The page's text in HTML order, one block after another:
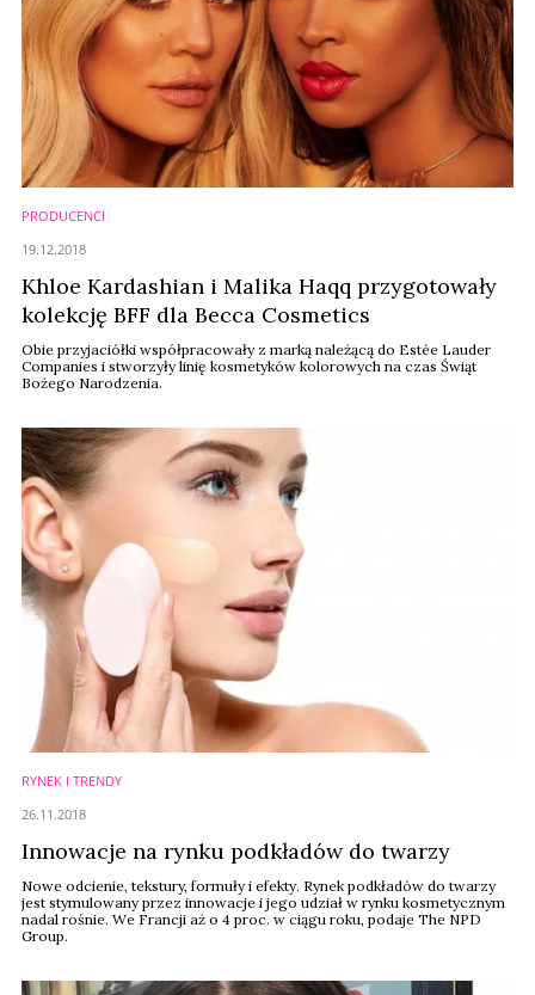
PRODUCENCI
Khloe Kardashian i Malika Haqq przygotowały
kolekcję BFF dla Becca Cosmetics
Obie przyjaciółki współpracowały z marką należącą do Estée Lauder
Companies i stworzyły linię kosmetyków kolorowych na czas Świąt
Bożego Narodzenia.
19.12.2018
RYNEK I TRENDY
Innowacje na rynku podkładów do twarzy
Nowe odcienie, tekstury, formuły i efekty. Rynek podkładów do twarzy
jest stymulowany przez innowacje i jego udział w rynku kosmetycznym
nadal rośnie. We Francji aż o 4 proc. w ciągu roku, podaje The NPD
Group.
26.11.2018